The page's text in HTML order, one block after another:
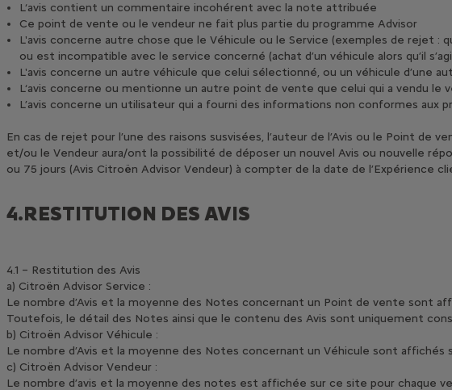
L‘avis contient un commentaire incohérent avec la note attribuée
Ce point de vente ou le vendeur ne fait plus partie du programme Advisor
L'avis concerne autre chose que le Véhicule ou le Service (exemples de rejet
ou est incompatible avec le service concerné (achat d’un véhicule alors qu’il
L'avis concerne un autre véhicule que celui sélectionné, ou un véhicule d’une
L‘avis concerne ou mentionne un autre point de vente que celui qui a vendu le
L’avis concerne un utilisateur qui a fourni des informations non conformes aux
En cas de rejet pour l’une des raisons susvisées, l’auteur de l’Avis ou le Point
et/ou le Vendeur aura/ont la possibilité de déposer un nouvel Avis ou nouvelle
ou 75 jours (Avis Citroën Advisor Vendeur) à compter de la date de l’Expérience
4.RESTITUTION DES AVIS
4.1 – Restitution des Avis
a) Citroën Advisor Service :
Le nombre d’Avis et la moyenne des Notes concernant un Point de vente sont
Toutefois, le détail des Notes ainsi que le contenu des Avis sont uniquement
b) Citroën Advisor Véhicule :
Le nombre d’Avis et la moyenne des Notes concernant un Véhicule sont
c) Citroën Advisor Vendeur :
Le nombre d’avis et la moyenne des notes est affichée sur ce site pour chaque